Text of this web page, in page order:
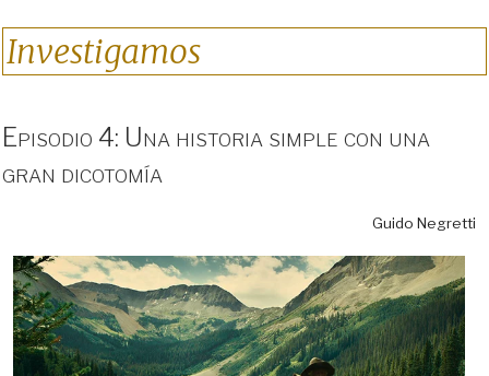
Investigamos
Episodio 4: Una historia simple con una
gran dicotomía
Guido Negretti